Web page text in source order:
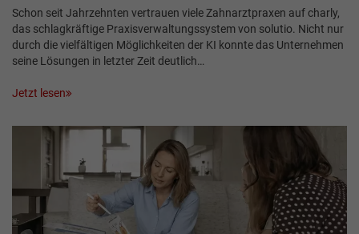
Schon seit Jahrzehnten vertrauen viele Zahnarztpraxen auf charly,
das schlagkräftige Praxisverwaltungssystem von solutio. Nicht nur
durch die vielfältigen Möglichkeiten der KI konnte das Unternehmen
seine Lösungen in letzter Zeit deutlich…
Jetzt lesen